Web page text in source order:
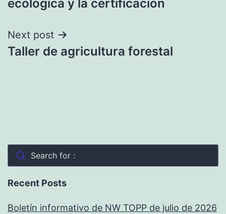
ecológica y la certificación
Next post
Taller de agricultura forestal
Search for :
Recent Posts
Boletín informativo de NW TOPP de julio de 2026